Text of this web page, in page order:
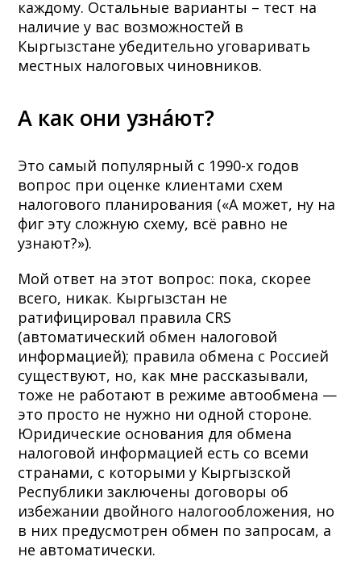
каждому. Остальные варианты – тест на
наличие у вас возможностей в
Кыргызстане убедительно уговаривать
местных налоговых чиновников.
А как они узнáют?
Это самый популярный с 1990-х годов
вопрос при оценке клиентами схем
налогового планирования («А может, ну на
фиг эту сложную схему, всё равно не
узнают?»).
Мой ответ на этот вопрос: пока, скорее
всего, никак. Кыргызстан не
ратифицировал правила CRS
(автоматический обмен налоговой
информацией); правила обмена с Россией
существуют, но, как мне рассказывали,
тоже не работают в режиме автообмена —
это просто не нужно ни одной стороне.
Юридические основания для обмена
налоговой информацией есть со всеми
странами, с которыми у Кыргызской
Республики заключены договоры об
избежании двойного налогообложения, но
в них предусмотрен обмен по запросам, а
не автоматически.